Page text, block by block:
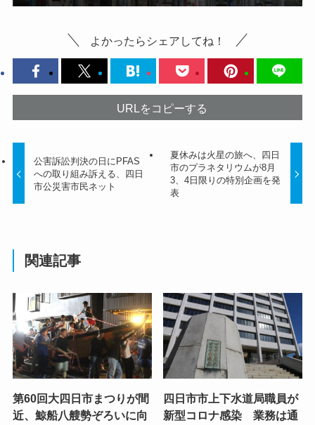
よかったらシェアしてね！
URLをコピーする
公害訴訟判決の日にPFAS
への取り組み訴える、四日
市公災害市民ネット
夏休みは火星の旅へ、四日
市のプラネタリウムが8月
3、4日限りの特別企画を発
表
関連記事
第60回大四日市まつりが間
近、鯨船八艘勢ぞろいに向
四日市市上下水道局職員が
新型コロナ感染 業務は通